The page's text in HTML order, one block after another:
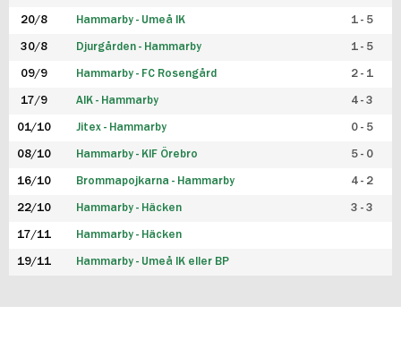
20/8 Hammarby - Umeå IK 1 - 5
30/8 Djurgården - Hammarby 1 - 5
09/9 Hammarby - FC Rosengård 2 - 1
17/9 AIK - Hammarby 4 - 3
01/10 Jitex - Hammarby 0 - 5
08/10 Hammarby - KIF Örebro 5 - 0
16/10 Brommapojkarna - Hammarby 4 - 2
22/10 Hammarby - Häcken 3 - 3
17/11 Hammarby - Häcken
19/11 Hammarby - Umeå IK eller BP